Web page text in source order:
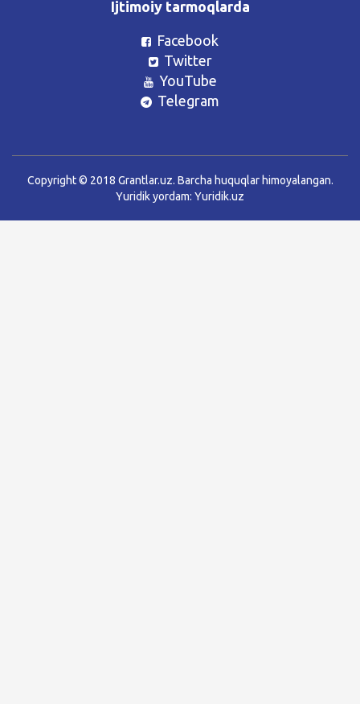
Ijtimoiy tarmoqlarda
Facebook
Twitter
YouTube
Telegram
Copyright © 2018 Grantlar.uz. Barcha huquqlar himoyalangan.
Yuridik yordam: Yuridik.uz